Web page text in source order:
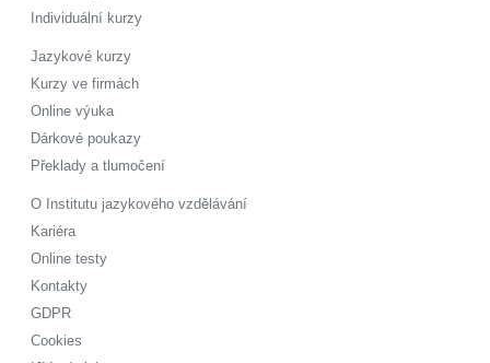
Individuální kurzy
Jazykové kurzy
Kurzy ve firmách
Online výuka
Dárkové poukazy
Překlady a tlumočení
O Institutu jazykového vzdělávání
Kariéra
Online testy
Kontakty
GDPR
Cookies